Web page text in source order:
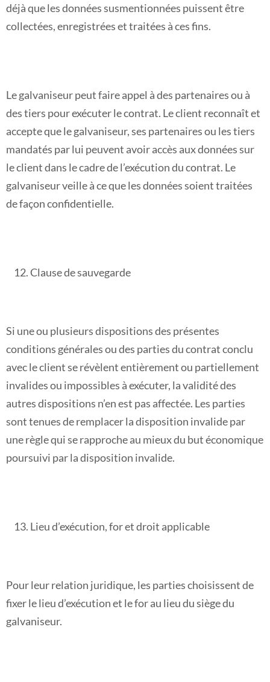
déjà que les données susmentionnées puissent être
collectées, enregistrées et traitées à ces fins.
Le galvaniseur peut faire appel à des partenaires ou à
des tiers pour exécuter le contrat. Le client reconnaît et
accepte que le galvaniseur, ses partenaires ou les tiers
mandatés par lui peuvent avoir accès aux données sur
le client dans le cadre de l’exécution du contrat. Le
galvaniseur veille à ce que les données soient traitées
de façon confidentielle.
Clause de sauvegarde
Si une ou plusieurs dispositions des présentes
conditions générales ou des parties du contrat conclu
avec le client se révèlent entièrement ou partiellement
invalides ou impossibles à exécuter, la validité des
autres dispositions n’en est pas affectée. Les parties
sont tenues de remplacer la disposition invalide par
une règle qui se rapproche au mieux du but économique
poursuivi par la disposition invalide.
Lieu d’exécution, for et droit applicable
Pour leur relation juridique, les parties choisissent de
fixer le lieu d’exécution et le for au lieu du siège du
galvaniseur.